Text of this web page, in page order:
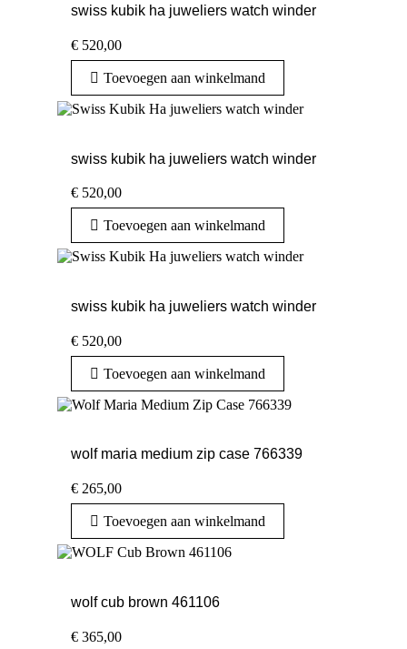
swiss kubik ha juweliers watch winder
€ 520,00
Toevoegen aan winkelmand
swiss kubik ha juweliers watch winder
€ 520,00
Toevoegen aan winkelmand
swiss kubik ha juweliers watch winder
€ 520,00
Toevoegen aan winkelmand
wolf maria medium zip case 766339
€ 265,00
Toevoegen aan winkelmand
wolf cub brown 461106
€ 365,00